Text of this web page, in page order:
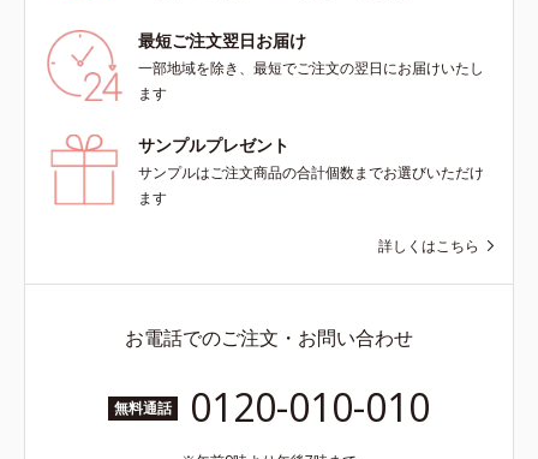
最短ご注文翌日お届け
一部地域を除き、最短でご注文の翌日にお届けいたし
ます
サンプルプレゼント
サンプルはご注文商品の合計個数までお選びいただけ
ます
詳しくはこちら
お電話でのご注文・お問い合わせ
無料通話 0120-010-010